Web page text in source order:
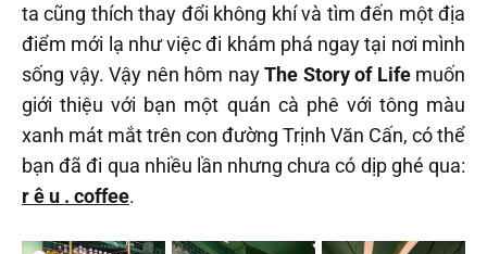
ta cũng thích thay đổi không khí và tìm đến một địa
điểm mới lạ như việc đi khám phá ngay tại nơi mình
sống vậy. Vậy nên hôm nayThe Story of Lifemuốn
giới thiệu với bạn một quán cà phê với tông màu
xanh mát mắt trên con đường Trịnh Văn Cấn, có thể
bạn đã đi qua nhiều lần nhưng chưa có dịp ghé qua:
r ê u . coffee.